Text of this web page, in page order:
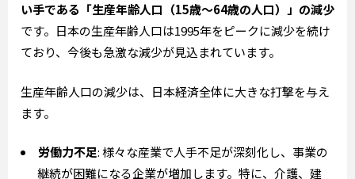
い手である「生産年齢人口（15歳～64歳の人口）」の減少
です。日本の生産年齢人口は1995年をピークに減少を続け
ており、今後も急激な減少が見込まれています。
生産年齢人口の減少は、日本経済全体に大きな打撃を与え
ます。
労働力不足: 様々な産業で人手不足が深刻化し、事業の
継続が困難になる企業が増加します。特に、介護、建